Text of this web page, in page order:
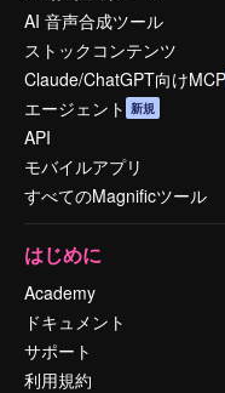
AI 音声合成ツール
ストックコンテンツ
Claude/ChatGPT向けMCP
エージェント 新規
API
モバイルアプリ
すべてのMagnificツール
はじめに
Academy
ドキュメント
サポート
利用規約